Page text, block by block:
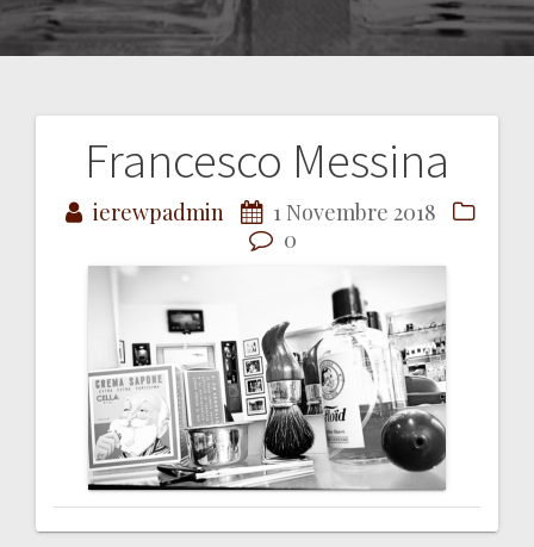
Francesco Messina
ierewpadmin
1 Novembre 2018
0
Navigazione
articoli